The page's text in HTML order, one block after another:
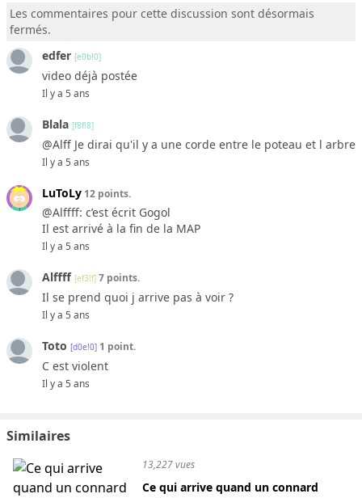
Les commentaires pour cette discussion sont désormais
fermés.
edfer [e0b!0]
video déjà postée
Il y a 5 ans
Blala [f8f!8]
@Alff Je dirai qu'il y a une corde entre le poteau et l arbre
Il y a 5 ans
LuToLy 12 points.
@Alffff: c’est écrit Gogol
Il est arrivé à la fin de la MAP
Il y a 5 ans
Alffff [ef3!f] 7 points.
Il se prend quoi j arrive pas à voir ?
Il y a 5 ans
Toto [d0e!0] 1 point.
C est violent
Il y a 5 ans
Similaires
13,227 vues
Ce qui arrive quand un connard